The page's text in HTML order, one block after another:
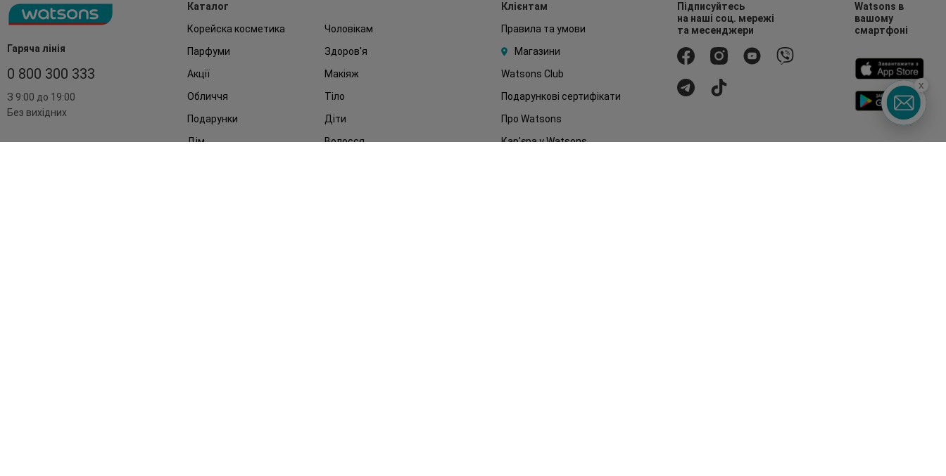
Гаряча лінія
0 800 300 333
З 9:00 до 19:00
Без вихідних
Каталог
Корейска косметика
Чоловікам
Парфуми
Здоров'я
Акції
Макіяж
Обличчя
Тіло
Подарунки
Діти
Дім
Волосся
Клієнтам
Правила та умови
Магазини
Watsons Club
Подарункові сертифікати
Про Watsons
Кар'єра у Watsons
Підписуйтесь
на наші соц. мережі
та месенджери
Watsons в
вашому
смартфоні
x